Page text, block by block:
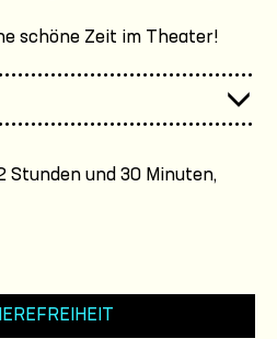
schöne Zeit im Theater!
Stunden und 30 Minuten,